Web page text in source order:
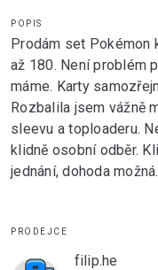
POPIS
Prodám set Pokémon
až 180. Není problém
máme. Karty
Rozbalila jsem vážně
sleevu a toploaderu.
klidně osobní odběr.
jednání, dohoda možná.
PRODEJCE
filip.he